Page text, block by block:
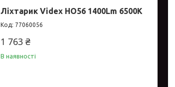
Ліхтарик Videx HO56 1400Lm 6500K
77060056
1 763 ₴
В наявності